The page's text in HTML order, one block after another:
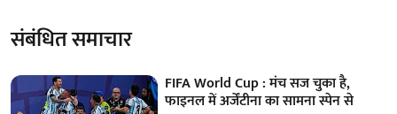
संबंधित समाचार
FIFA World Cup : मंच सज चुका है,
फाइनल में अर्जेंटीना का सामना स्पेन से